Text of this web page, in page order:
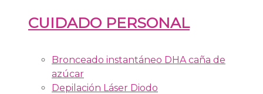
CUIDADO PERSONAL
Bronceado instantáneo DHA caña de
azúcar
Depilación Láser Diodo